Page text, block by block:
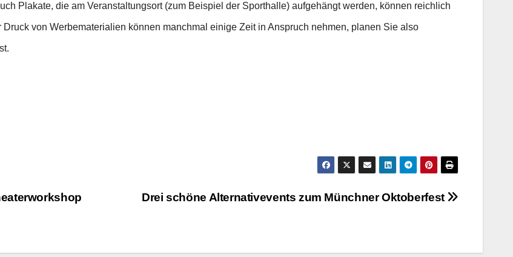
Plakate, die am Veranstaltungsort (zum Beispiel der Sporthalle) aufgehängt werden, können reichlich
von Werbematerialien können manchmal einige Zeit in Anspruch nehmen, planen Sie also
Drei schöne Alternativevents zum Münchner Oktoberfest